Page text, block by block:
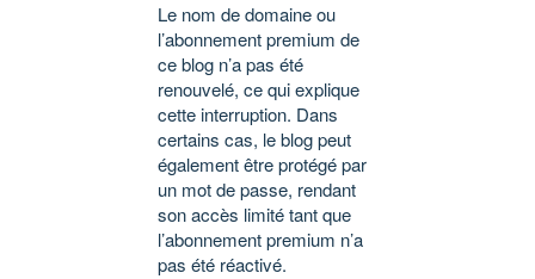
Le nom de domaine ou
l’abonnement premium de
ce blog n’a pas été
renouvelé, ce qui explique
cette interruption. Dans
certains cas, le blog peut
également être protégé par
un mot de passe, rendant
son accès limité tant que
l’abonnement premium n’a
pas été réactivé.